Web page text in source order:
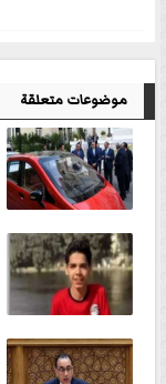
موضوعات متعلقة